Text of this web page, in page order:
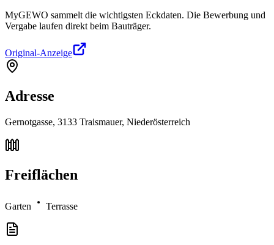
MyGEWO sammelt die wichtigsten Eckdaten. Die Bewerbung und
Vergabe laufen direkt beim Bauträger.
Original-Anzeige
Adresse
Gernotgasse, 3133 Traismauer, Niederösterreich
Freiflächen
Garten Terrasse